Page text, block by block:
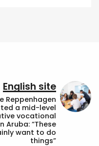
English site
Reppenhagen
a mid-level
vocational
Aruba: “These
want to do
things”